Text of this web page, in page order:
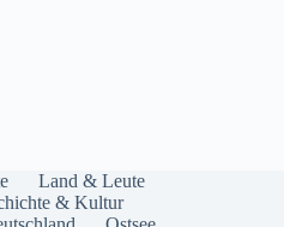
Land & Leute
& Kultur